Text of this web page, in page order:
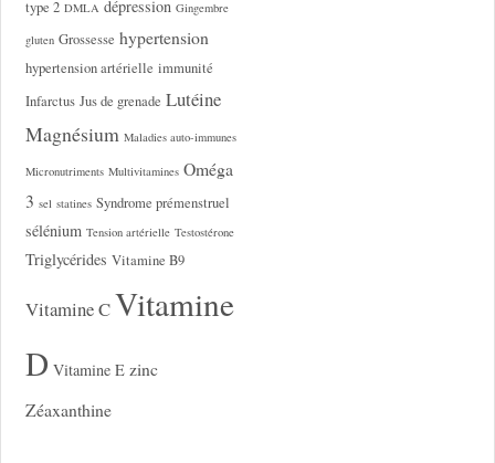
type 2 DMLA dépression Gingembre
gluten Grossesse hypertension
hypertension artérielle immunité
Infarctus Jus de grenade Lutéine
Magnésium Maladies auto-immunes
Micronutriments Multivitamines Oméga
3 sel statines Syndrome prémenstruel
sélénium Tension artérielle Testostérone
Triglycérides Vitamine B9
Vitamine CVitamine
D Vitamine E zinc
Zéaxanthine